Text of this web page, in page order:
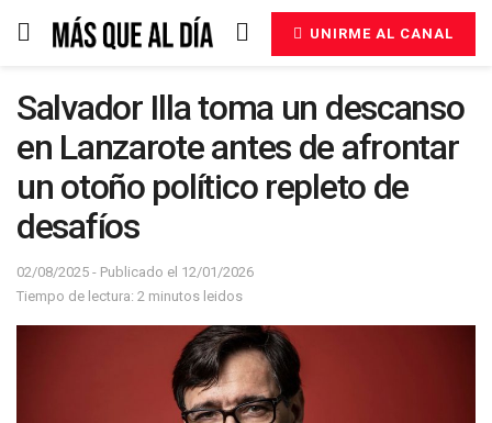
UNIRME AL CANAL
Salvador Illa toma un descanso
en Lanzarote antes de afrontar
un otoño político repleto de
desafíos
02/08/2025 - Publicado el 12/01/2026
Tiempo de lectura: 2 minutos leidos